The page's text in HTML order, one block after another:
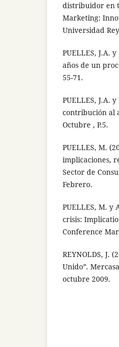
distribuidor en
Marketing:
Universidad
PUELLES, J.A.
años de un
55-71.
PUELLES, J.A.
contribución al
Octubre , P.5.
PUELLES, M.
implicaciones,
Sector de
Febrero.
PUELLES, M. y
crisis:
Conference
REYNOLDS, J.
Unido”.
octubre 2009.